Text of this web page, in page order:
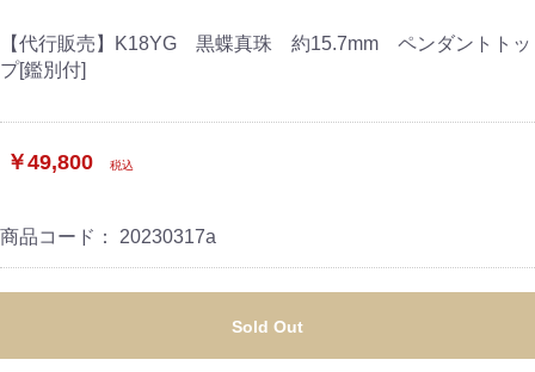
【代行販売】K18YG 黒蝶真珠 約15.7mm ペンダントトッ
プ[鑑別付]
￥49,800 税込
商品コード： 20230317a
Sold Out